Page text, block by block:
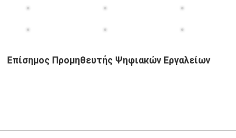
Επίσημος Προμηθευτής Ψηφιακών Εργαλείων